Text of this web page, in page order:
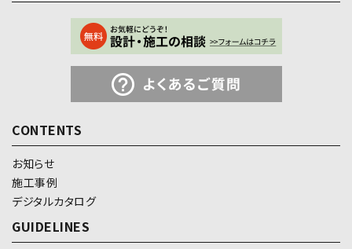
CONTENTS
お知らせ
施工事例
デジタルカタログ
GUIDELINES